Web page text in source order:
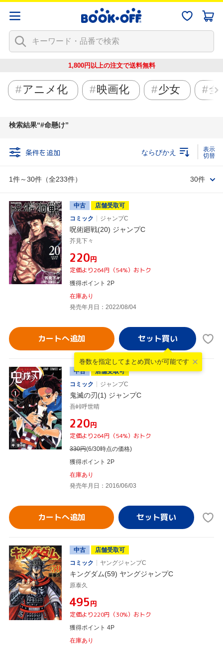
1,800円以上の注文で送料無料
アニメ化 映画化 少女
検索結果 #命懸け
条件を追加
1件～30件（全233件）
ならびかえ
30件
中古
店舗受取可
コミック
ジャンプC
呪術廻戦(20) ジャンプC
芥見下々
¥220円
定価より264円（54%）おトク
獲得ポイント 2P
在庫あり
発売年月日：2022/08/04
カートへ追加
巻数を指定して まとめ買いが可能です
中古
店舗受取可
コミック
ジャンプC
鬼滅の刃(1) ジャンプC
吾峠呼世晴
¥220円
定価より264円（54%）おトク
330円(6/30時点の価格)
獲得ポイント 2P
在庫あり
発売年月日：2016/06/03
カートへ追加
中古
店舗受取可
コミック
ヤングジャンプC
キングダム(59) ヤングジャンプC
原泰久
¥495円
定価より220円（30%）おトク
獲得ポイント 4P
在庫あり